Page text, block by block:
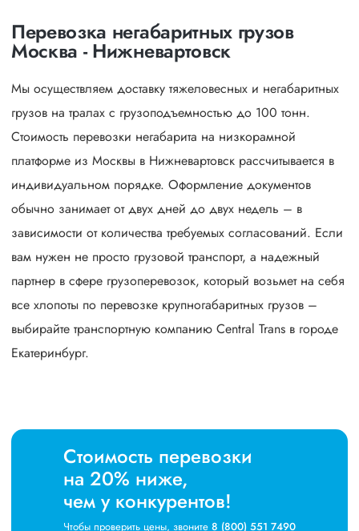
Перевозка негабаритных грузов
Москва - Нижневартовск
Мы осуществляем доставку тяжеловесных и негабаритных
грузов на тралах с грузоподъемностью до 100 тонн.
Стоимость перевозки негабарита на низкорамной
платформе из Москвы в Нижневартовск рассчитывается в
индивидуальном порядке. Оформление документов
обычно занимает от двух дней до двух недель – в
зависимости от количества требуемых согласований. Если
вам нужен не просто грузовой транспорт, а надежный
партнер в сфере грузоперевозок, который возьмет на себя
все хлопоты по перевозке крупногабаритных грузов –
выбирайте транспортную компанию Central Trans в городе
Екатеринбург.
Стоимость перевозки
на 20% ниже,
чем у конкурентов!
Чтобы проверить цены, звоните 8 (800) 551 7490